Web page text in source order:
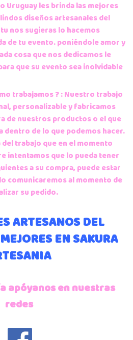
Uruguay les brinda las mejores
diseños artesanales del
nos sugieras lo hacemos
de tu evento. poniéndole amor y
cosa que nos dedicamos le
que su evento sea inolvidable
trabajamos ? : Nuestro trabajo
personalizable y fabricamos
de nuestros productos o el que
dentro de lo que podemos hacer.
trabajo que en el momento
intentamos que lo pueda tener
a su compra, puede estar
comunicaremos al momento de
su pedido.
ARTESANOS DEL
EN SAKURA
apóyanos en nuestras
redes